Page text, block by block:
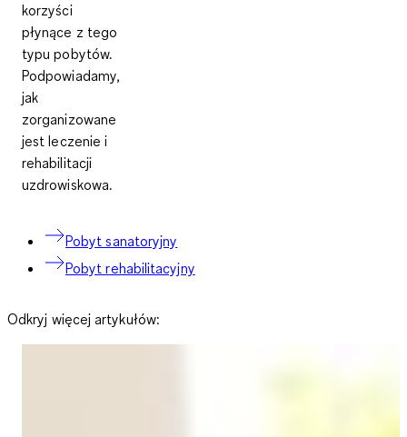
korzyści
płynące z tego
typu pobytów.
Podpowiadamy,
jak
zorganizowane
jest leczenie i
rehabilitacji
uzdrowiskowa.
Pobyt sanatoryjny
Pobyt rehabilitacyjny
Odkryj więcej artykułów: